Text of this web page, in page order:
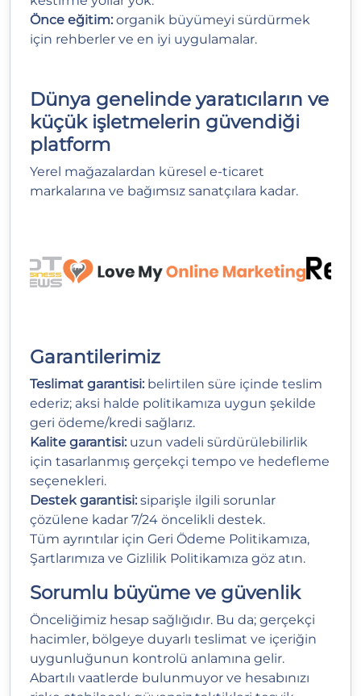
Önce eğitim: organik büyümeyi sürdürmek
için rehberler ve en iyi uygulamalar.
Dünya genelinde yaratıcıların ve
küçük işletmelerin güvendiği
platform
Yerel mağazalardan küresel e‑ticaret
markalarına ve bağımsız sanatçılara kadar.
Garantilerimiz
Teslimat garantisi: belirtilen süre içinde teslim
ederiz; aksi halde politikamıza uygun şekilde
geri ödeme/kredi sağlarız.
Kalite garantisi: uzun vadeli sürdürülebilirlik
için tasarlanmış gerçekçi tempo ve hedefleme
seçenekleri.
Destek garantisi: siparişle ilgili sorunlar
çözülene kadar 7/24 öncelikli destek.
Tüm ayrıntılar için Geri Ödeme Politikamıza,
Şartlarımıza ve Gizlilik Politikamıza göz atın.
Sorumlu büyüme ve güvenlik
Önceliğimiz hesap sağlığıdır. Bu da; gerçekçi
hacimler, bölgeye duyarlı teslimat ve içeriğin
uygunluğunun kontrolü anlamına gelir.
Abartılı vaatlerde bulunmuyor ve hesabınızı